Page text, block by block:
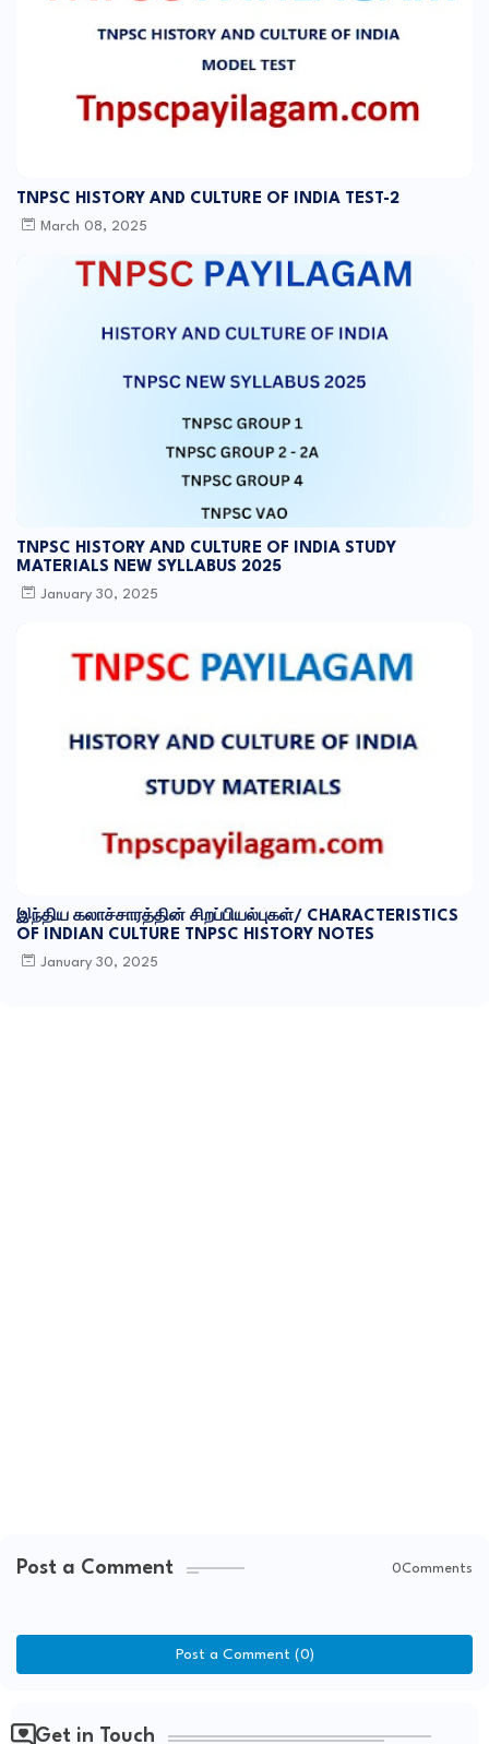
TNPSC HISTORY AND CULTURE OF INDIA TEST-2
March 08, 2025
TNPSC HISTORY AND CULTURE OF INDIA STUDY
MATERIALS NEW SYLLABUS 2025
January 30, 2025
இந்திய கலாச்சாரத்தின் சிறப்பியல்புகள்/ CHARACTERISTICS
OF INDIAN CULTURE TNPSC HISTORY NOTES
January 30, 2025
Post a Comment 0Comments
Post a Comment (0)
Get in Touch